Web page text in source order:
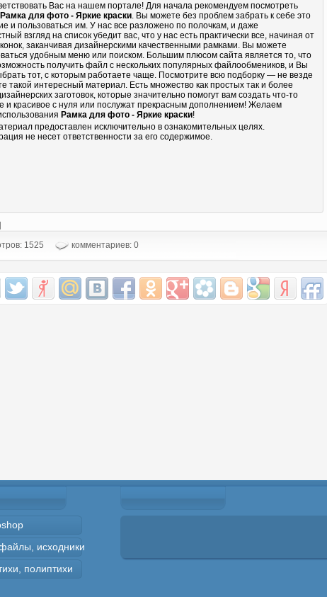
Вас на нашем портале! Для начала рекомендуем посмотреть
Рамка для фото - Яркие краски. Вы можете без проблем забрать к себе это
и пользоваться им. У нас все разложено по полочкам, и даже
взгляд на список убедит вас, что у нас есть практически все, начиная от
заканчивая дизайнерскими качественными рамками. Вы можете
удобным меню или поиском. Большим плюсом сайта является то, что
получить файл с нескольких популярных файлообмеников, и Вы
тот, с которым работаете чаще. Посмотрите всю подборку — не везде
такой интересный материал. Есть множество как простых так и более
заготовок, которые значительно помогут вам создать что-то
и красивое с нуля или послужат прекрасным дополнением! Желаем
Рамка для фото - Яркие краски!
предоставлен исключительно в ознакомительных целях.
не несет ответственности за его содержимое.
1525
комментариев: 0
исходники
полиптихи